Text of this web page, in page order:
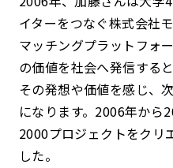
イターをつなぐ株式会社
マッチングプラットフォ
の価値を社会へ発信する
その発想や価値を感じ、
になります。2006年から
2000プロジェクトをクリ
した。